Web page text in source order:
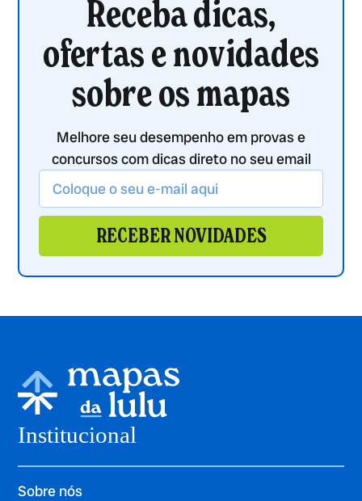
Receba dicas,
ofertas e novidades
sobre os mapas
Melhore seu desempenho em provas e
concursos com dicas direto no seu email
RECEBER NOVIDADES
Institucional
Sobre nós